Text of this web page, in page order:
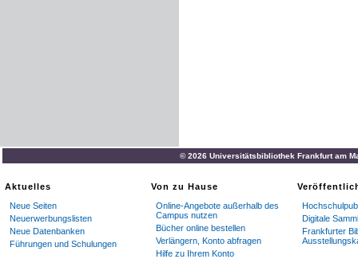
© 2026 Universitätsbibliothek Frankfurt am
Aktuelles
Neue Seiten
Neuerwerbungslisten
Neue Datenbanken
Führungen und Schulungen
Von zu Hause
Online-Angebote außerhalb des
Campus nutzen
Bücher online bestellen
Verlängern, Konto abfragen
Hilfe zu Ihrem Konto
Digitale
Frankfurter